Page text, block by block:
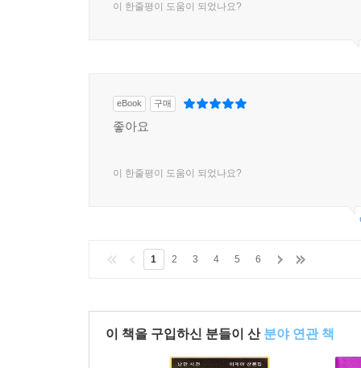
이 한줄평이 도움이 되었나요?
eBook 구매
좋아요
이 한줄평이 도움이 되었나요?
1 2 3 4 5 6
이 책을 구입하신 분들이 산 분야 연관 책